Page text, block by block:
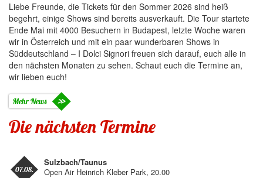
Liebe Freunde, die Tickets für den Sommer 2026 sind heiß
begehrt, einige Shows sind bereits ausverkauft. Die Tour startete
Ende Mai mit 4000 Besuchern in Budapest, letzte Woche waren
wir in Österreich und mit ein paar wunderbaren Shows in
Süddeutschland – I Dolci Signori freuen sich darauf, euch alle in
den nächsten Monaten zu sehen. Schaut euch die Termine an,
wir lieben euch!
Mehr News
Die nächsten Termine
Sulzbach/Taunus
Open Air Heinrich Kleber Park, 20.00
07.08.